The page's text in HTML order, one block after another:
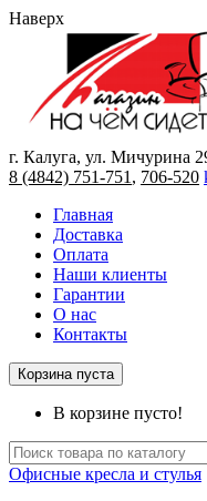
Наверх
г. Калуга, ул. Мичурина
8 (4842) 751-751 , 706-520
Главная
Доставка
Оплата
Наши клиенты
Гарантии
О нас
Контакты
Корзина пуста
В корзине пусто!
Офисные кресла и стулья